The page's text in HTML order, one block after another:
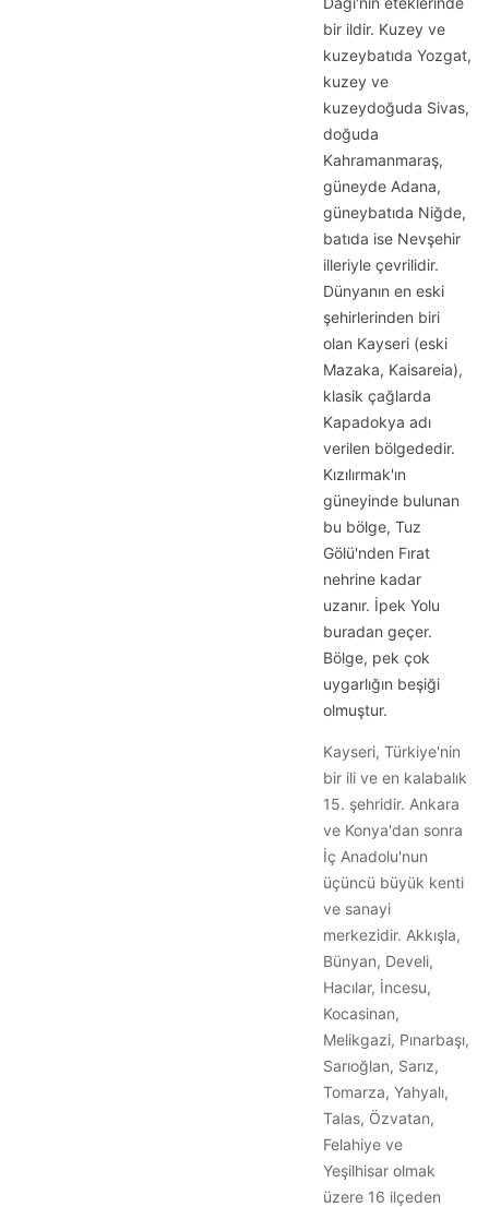
bir ildir. Kuzey ve
kuzeybatıda Yozgat,
kuzey ve
kuzeydoğuda Sivas,
doğuda
Kahramanmaraş,
güneyde Adana,
güneybatıda Niğde,
batıda ise Nevşehir
illeriyle çevrilidir.
Dünyanın en eski
şehirlerinden biri
olan Kayseri (eski
Mazaka, Kaisareia),
klasik çağlarda
Kapadokya adı
verilen bölgededir.
Kızılırmak'ın
güneyinde bulunan
bu bölge, Tuz
Gölü'nden Fırat
nehrine kadar
uzanır. İpek Yolu
buradan geçer.
Bölge, pek çok
uygarlığın beşiği
olmuştur.
Kayseri, Türkiye'nin
bir ili ve en kalabalık
15. şehridir. Ankara
ve Konya'dan sonra
İç Anadolu'nun
üçüncü büyük kenti
ve sanayi
merkezidir. Akkışla,
Bünyan, Develi,
Hacılar, İncesu,
Kocasinan,
Melikgazi, Pınarbaşı,
Sarıoğlan, Sarız,
Tomarza, Yahyalı,
Talas, Özvatan,
Felahiye ve
Yeşilhisar olmak
üzere 16 ilçeden